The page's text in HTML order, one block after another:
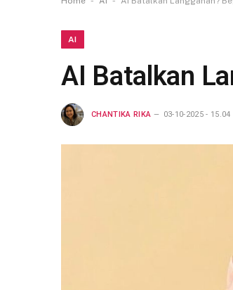
AI
AI Batalkan
CHANTIKA RIKA 03-10-2025 - 15.04